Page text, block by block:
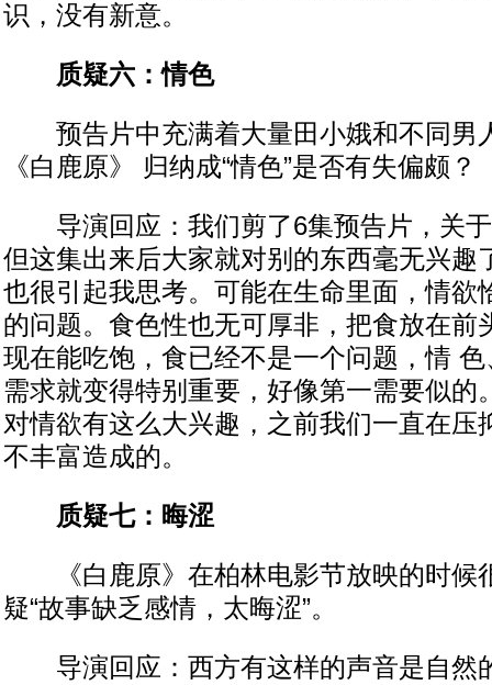
识，没有新意。
质疑六：情色
预告片中充满着大量田小娥和不同男
《白鹿原》 归纳成“情色”是否有失偏颇？
导演回应：我们剪了6集预告片，关于
但这集出来后大家就对别的东西毫无兴趣
也很引起我思考。可能在生命里面，情欲
的问题。食色性也无可厚非，把食放在前
现在能吃饱，食已经不是一个问题，情
需求就变得特别重要，好像第一需要似的
对情欲有这么大兴趣，之前我们一直在压
不丰富造成的。
质疑七：晦涩
《白鹿原》在柏林电影节放映的时候
疑“故事缺乏感情，太晦涩”。
导演回应：西方有这样的声音是自然